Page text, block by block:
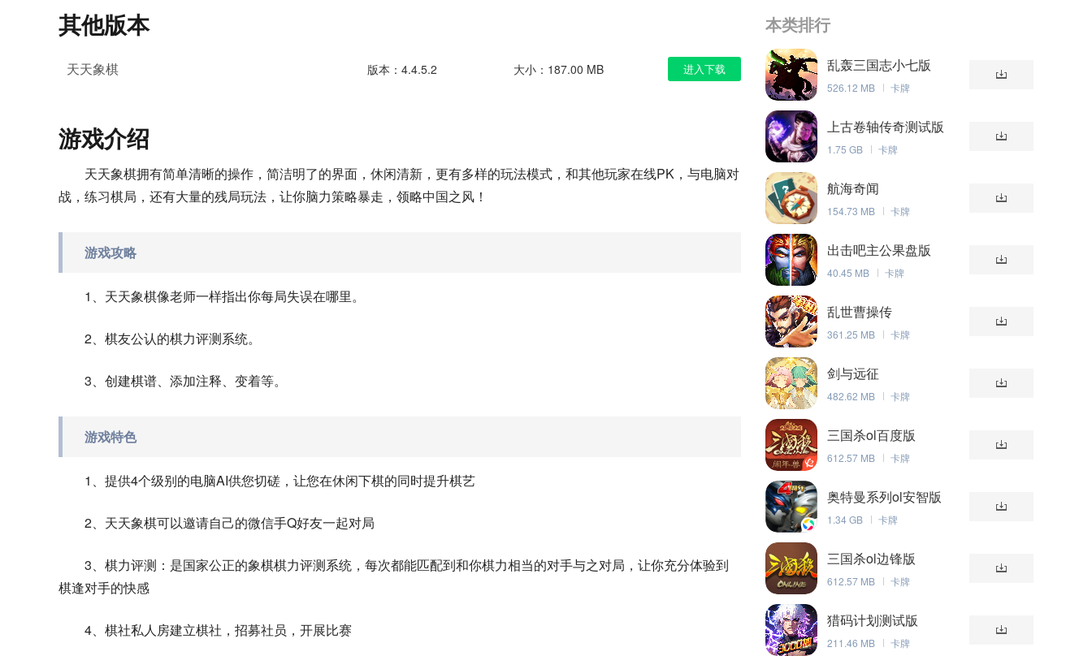
其他版本
天天象棋 版本：4.4.5.2 大小：187.00 MB 进入下载
游戏介绍
天天象棋拥有简单清晰的操作，简洁明了的界面，休闲清新，更有多样的玩法模式，和其他玩家在线PK，与电脑对
战，练习棋局，还有大量的残局玩法，让你脑力策略暴走，领略中国之风！
游戏攻略
1、天天象棋像老师一样指出你每局失误在哪里。
2、棋友公认的棋力评测系统。
3、创建棋谱、添加注释、变着等。
游戏特色
1、提供4个级别的电脑AI供您切磋，让您在休闲下棋的同时提升棋艺
2、天天象棋可以邀请自己的微信手Q好友一起对局
3、棋力评测：是国家公正的象棋棋力评测系统，每次都能匹配到和你棋力相当的对手与之对局，让你充分体验到
棋逢对手的快感
4、棋社私人房建立棋社，招募社员，开展比赛
本类排行
乱轰三国志小七版
526.12 MB 卡牌
上古卷轴传奇测试版
1.75 GB 卡牌
航海奇闻
154.73 MB 卡牌
出击吧主公果盘版
40.45 MB 卡牌
乱世曹操传
361.25 MB 卡牌
剑与远征
482.62 MB 卡牌
三国杀ol百度版
612.57 MB 卡牌
奥特曼系列ol安智版
1.34 GB 卡牌
三国杀ol边锋版
612.57 MB 卡牌
猎码计划测试版
211.46 MB 卡牌